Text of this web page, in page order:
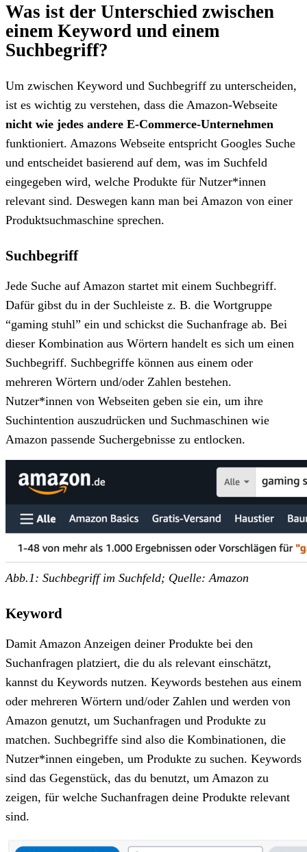
Was ist der Unterschied zwischen
einem Keyword und einem
Suchbegriff?
Um zwischen Keyword und Suchbegriff zu unterscheiden,
ist es wichtig zu verstehen, dass die Amazon-Webseite
nicht wie jedes andere E-Commerce-Unternehmen
funktioniert. Amazons Webseite entspricht Googles Suche
und entscheidet basierend auf dem, was im Suchfeld
eingegeben wird, welche Produkte für Nutzer*innen
relevant sind. Deswegen kann man bei Amazon von einer
Produktsuchmaschine sprechen.
Suchbegriff
Jede Suche auf Amazon startet mit einem Suchbegriff.
Dafür gibst du in der Suchleiste z. B. die Wortgruppe
“gaming stuhl” ein und schickst die Suchanfrage ab. Bei
dieser Kombination aus Wörtern handelt es sich um einen
Suchbegriff. Suchbegriffe können aus einem oder
mehreren Wörtern und/oder Zahlen bestehen.
Nutzer*innen von Webseiten geben sie ein, um ihre
Suchintention auszudrücken und Suchmaschinen wie
Amazon passende Suchergebnisse zu entlocken.
Abb.1: Suchbegriff im Suchfeld; Quelle: Amazon
Keyword
Damit Amazon Anzeigen deiner Produkte bei den
Suchanfragen platziert, die du als relevant einschätzt,
kannst du Keywords nutzen. Keywords bestehen aus einem
oder mehreren Wörtern und/oder Zahlen und werden von
Amazon genutzt, um Suchanfragen und Produkte zu
matchen. Suchbegriffe sind also die Kombinationen, die
Nutzer*innen eingeben, um Produkte zu suchen. Keywords
sind das Gegenstück, das du benutzt, um Amazon zu
zeigen, für welche Suchanfragen deine Produkte relevant
sind.